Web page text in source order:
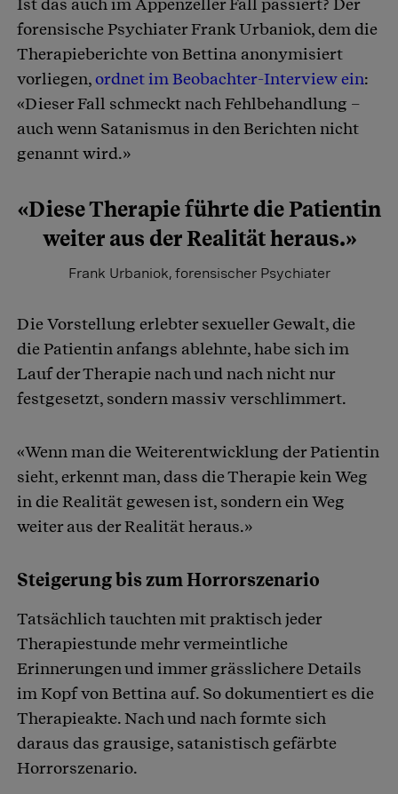
Ist das auch im Appenzeller Fall passiert? Der
forensische Psychiater Frank Urbaniok, dem die
Therapieberichte von Bettina anonymisiert
vorliegen,ordnet im Beobachter-Interview ein:
«Dieser Fall schmeckt nach Fehlbehandlung –
auch wenn Satanismus in den Berichten nicht
genannt wird.»
«Diese Therapie führte die Patientin
weiter aus der Realität heraus.»
Frank Urbaniok, forensischer Psychiater
Die Vorstellung erlebter sexueller Gewalt, die
die Patientin anfangs ablehnte, habe sich im
Lauf der Therapie nach und nach nicht nur
festgesetzt, sondern massiv verschlimmert.
«Wenn man die Weiterentwicklung der Patientin
sieht, erkennt man, dass die Therapie kein Weg
in die Realität gewesen ist, sondern ein Weg
weiter aus der Realität heraus.»
Steigerung bis zum Horrorszenario
Tatsächlich tauchten mit praktisch jeder
Therapiestunde mehr vermeintliche
Erinnerungen und immer grässlichere Details
im Kopf von Bettina auf. So dokumentiert es die
Therapieakte. Nach und nach formte sich
daraus das grausige, satanistisch gefärbte
Horrorszenario.